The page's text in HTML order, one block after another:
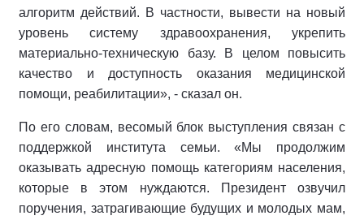
алгоритм действий. В частности, вывести на новый
уровень систему здравоохранения, укрепить
материально-техническую базу. В целом повысить
качество и доступность оказания медицинской
помощи, реабилитации», - сказал он.
По его словам, весомый блок выступления связан с
поддержкой института семьи. «Мы продолжим
оказывать адресную помощь категориям населения,
которые в этом нуждаются. Президент озвучил
поручения, затрагивающие будущих и молодых мам,